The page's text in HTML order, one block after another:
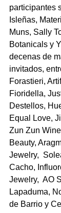
participantes
Isleñas,
Muns, Sally
Botanicals y
decenas de
invitados,
Forastieri,
Fioridella,
Destellos,
Equal Love,
Zun Zun
Beauty,
Jewelry,
Cacho,
Jewelry,  AO
Lapaduma,
de Barrio y